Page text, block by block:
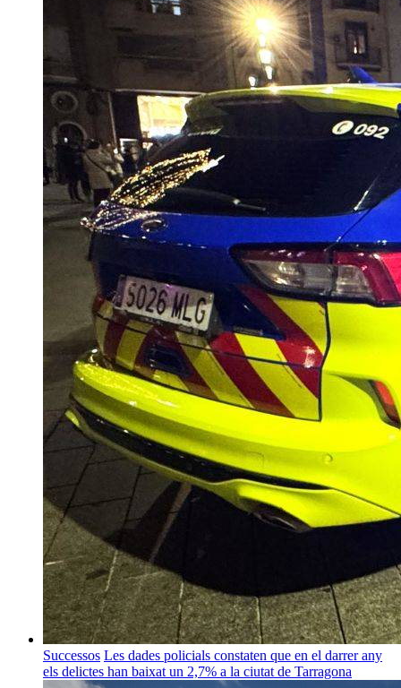
Successos Les dades policials constaten que en el darrer any
els delictes han baixat un 2,7% a la ciutat de Tarragona